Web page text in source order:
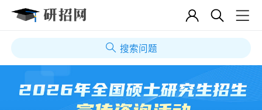
搜索问题